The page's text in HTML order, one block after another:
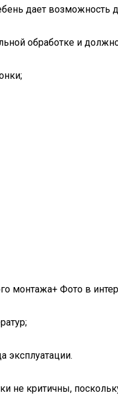
дает
обработке и
монтажа+ Фото в
эксплуатации.
не критичны,